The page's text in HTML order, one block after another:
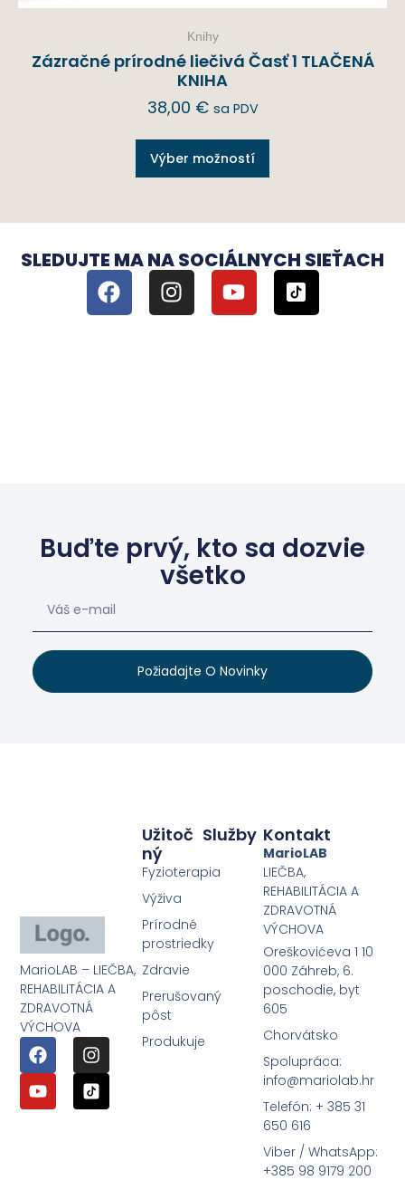
Knihy
Zázračné prírodné liečivá Časť 1 TLAČENÁ
KNIHA
38,00 € sa PDV
Výber možností
SLEDUJTE MA NA SOCIÁLNYCH SIEŤACH
Buďte prvý, kto sa dozvie
všetko
Požiadajte O Novinky
MarioLAB – LIEČBA,
REHABILITÁCIA A
ZDRAVOTNÁ
VÝCHOVA
Služby
Užitoč
Ný
Fyzioterapia
Výživa
Prírodné
prostriedky
Zdravie
Prerušovaný
pôst
Produkuje
Kontakt
MarioLAB
LIEČBA,
REHABILITÁCIA A
ZDRAVOTNÁ
VÝCHOVA
Oreškovićeva 1 10
000 Záhreb, 6.
poschodie, byt
605
Chorvátsko
Spolupráca:
info@mariolab.hr
Telefón: + 385 31
650 616
Viber / WhatsApp:
+385 98 9179 200